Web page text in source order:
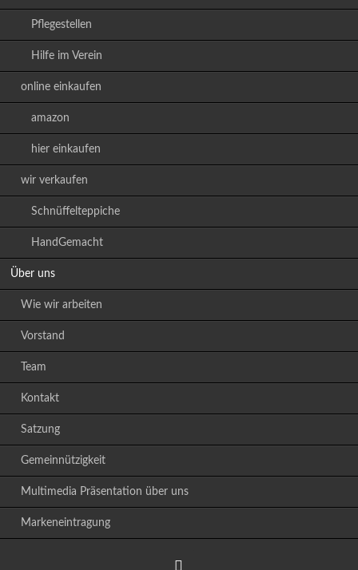
Pflegestellen
Hilfe im Verein
online einkaufen
amazon
hier einkaufen
wir verkaufen
Schnüffelteppiche
HandGemacht
Über uns
Wie wir arbeiten
Vorstand
Team
Kontakt
Satzung
Gemeinnützigkeit
Multimedia Präsentation über uns
Markeneintragung